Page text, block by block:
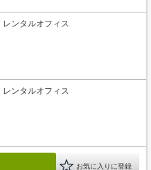
レンタルオフィス
レンタルオフィス
お気に入りに登録